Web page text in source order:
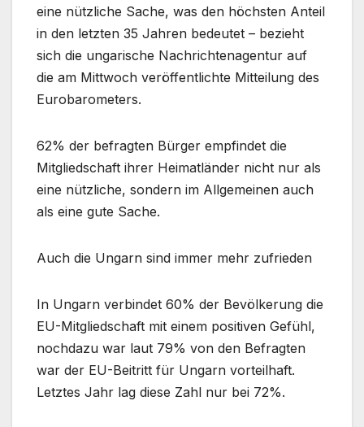
eine nützliche Sache, was den höchsten Anteil
in den letzten 35 Jahren bedeutet – bezieht
sich die ungarische Nachrichtenagentur auf
die am Mittwoch veröffentlichte Mitteilung des
Eurobarometers.
62% der befragten Bürger empfindet die
Mitgliedschaft ihrer Heimatländer nicht nur als
eine nützliche, sondern im Allgemeinen auch
als eine gute Sache.
Auch die Ungarn sind immer mehr zufrieden
In Ungarn verbindet 60% der Bevölkerung die
EU-Mitgliedschaft mit einem positiven Gefühl,
nochdazu war laut 79% von den Befragten
war der EU-Beitritt für Ungarn vorteilhaft.
Letztes Jahr lag diese Zahl nur bei 72%.